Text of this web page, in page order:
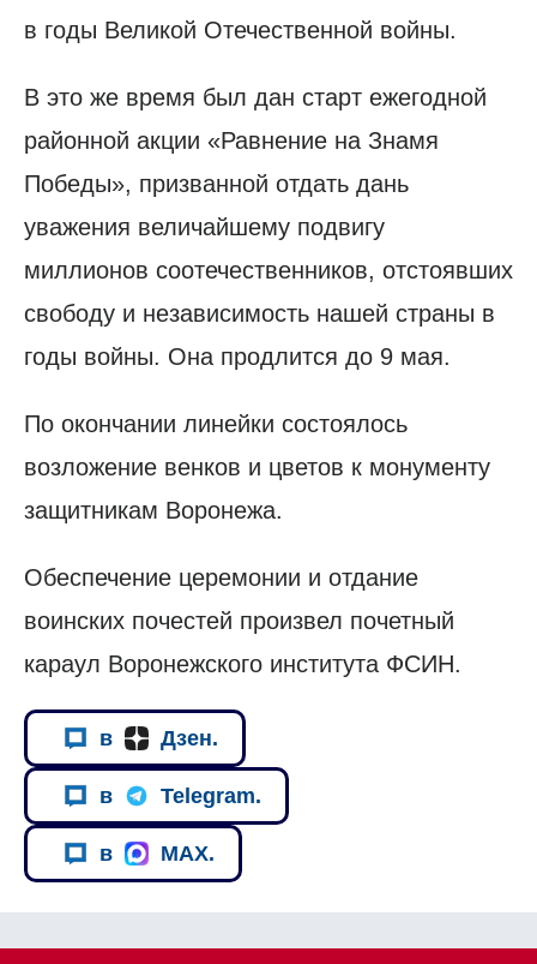
в годы Великой Отечественной войны.
В это же время был дан старт ежегодной
районной акции «Равнение на Знамя
Победы», призванной отдать дань
уважения величайшему подвигу
миллионов соотечественников, отстоявших
свободу и независимость нашей страны в
годы войны. Она продлится до 9 мая.
По окончании линейки состоялось
возложение венков и цветов к монументу
защитникам Воронежа.
Обеспечение церемонии и отдание
воинских почестей произвел почетный
караул Воронежского института ФСИН.
в Дзен.
в Telegram.
в MAX.